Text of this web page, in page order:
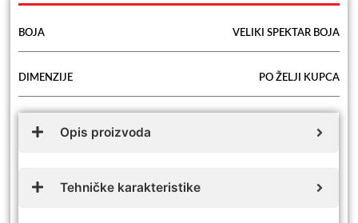
BOJA VELIKI SPEKTAR BOJA
DIMENZIJE PO ŽELJI KUPCA
Opis proizvoda
Tehničke karakteristike